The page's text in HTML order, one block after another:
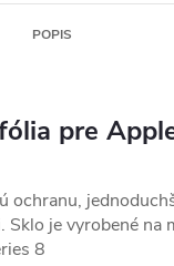
POPIS
pre
ochranu,
je vyrobené na
8